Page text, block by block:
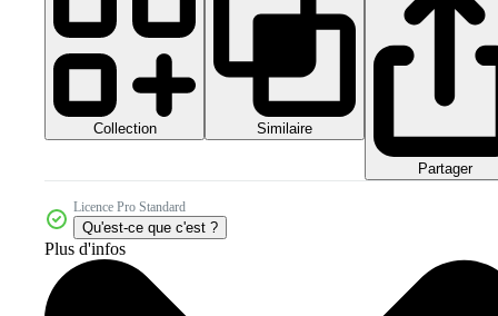
Collection Similaire
Partager
Licence Pro Standard
Qu'est-ce que c'est ?
Plus d'infos